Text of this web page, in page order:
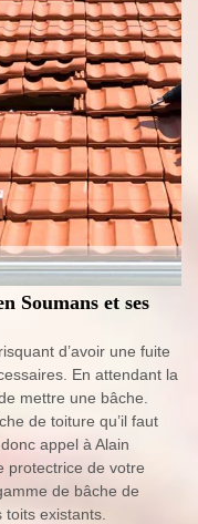
Soumans et ses
d’avoir une fuite
En attendant la
mettre une bâche.
de toiture qu’il faut
appel à Alain
protectrice de votre
de bâche de
existants.